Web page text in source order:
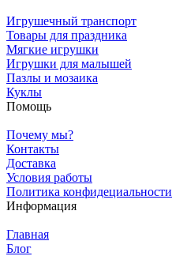
Игрушечный транспорт
Товары для праздника
Мягкие игрушки
Игрушки для малышей
Пазлы и мозаика
Куклы
Помощь
Почему мы?
Контакты
Доставка
Условия работы
Политика конфидециальности
Информация
Главная
Блог